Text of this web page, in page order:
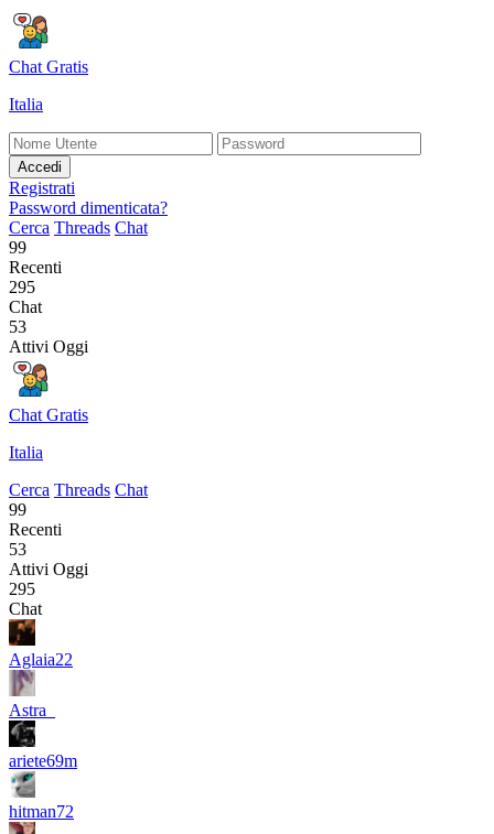
Chat Gratis
Italia
Accedi
Registrati
Password dimenticata?
Cerca Threads Chat
99
Recenti
295
Chat
53
Attivi Oggi
Chat Gratis
Italia
Cerca Threads Chat
99
Recenti
53
Attivi Oggi
295
Chat
Aglaia22
Astra_
ariete69m
hitman72